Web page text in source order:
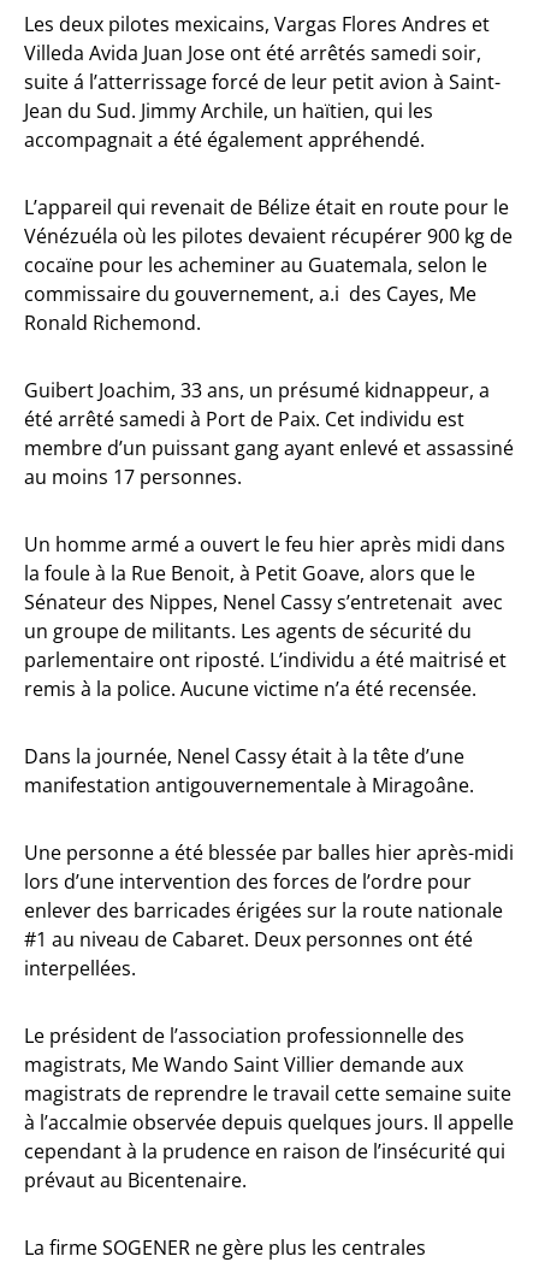
Les deux pilotes mexicains, Vargas Flores Andres et
Villeda Avida Juan Jose ont été arrêtés samedi soir,
suite á l’atterrissage forcé de leur petit avion à Saint-
Jean du Sud. Jimmy Archile, un haïtien, qui les
accompagnait a été également appréhendé.
L’appareil qui revenait de Bélize était en route pour le
Vénézuéla où les pilotes devaient récupérer 900 kg de
cocaïne pour les acheminer au Guatemala, selon le
commissaire du gouvernement, a.i des Cayes, Me
Ronald Richemond.
Guibert Joachim, 33 ans, un présumé kidnappeur, a
été arrêté samedi à Port de Paix. Cet individu est
membre d’un puissant gang ayant enlevé et assassiné
au moins 17 personnes.
Un homme armé a ouvert le feu hier après midi dans
la foule à la Rue Benoit, à Petit Goave, alors que le
Sénateur des Nippes, Nenel Cassy s’entretenait avec
un groupe de militants. Les agents de sécurité du
parlementaire ont riposté. L’individu a été maitrisé et
remis à la police. Aucune victime n’a été recensée.
Dans la journée, Nenel Cassy était à la tête d’une
manifestation antigouvernementale à Miragoâne.
Une personne a été blessée par balles hier après-midi
lors d’une intervention des forces de l’ordre pour
enlever des barricades érigées sur la route nationale
#1 au niveau de Cabaret. Deux personnes ont été
interpellées.
Le président de l’association professionnelle des
magistrats, Me Wando Saint Villier demande aux
magistrats de reprendre le travail cette semaine suite
à l’accalmie observée depuis quelques jours. Il appelle
cependant à la prudence en raison de l’insécurité qui
prévaut au Bicentenaire.
La firme SOGENER ne gère plus les centrales